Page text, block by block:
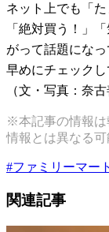
ネット上でも「
「絶対買う！」
がって話題にな
早めにチェックし
（文・写真：奈
※本記事の情報は
情報とは異なる
#ファミリーマート
関連記事